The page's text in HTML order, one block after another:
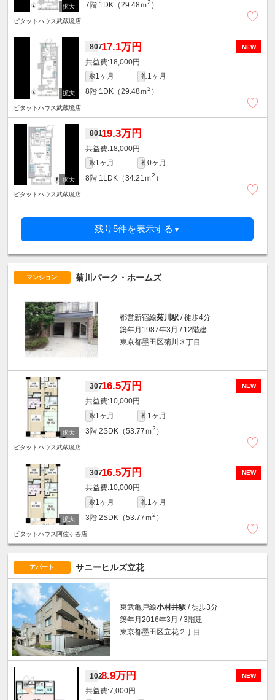
7階 1DK（29.48ｍ2 ）
ピタットハウス武蔵境店
NEW
80717.1万円
18,000円
敷1ヶ月 礼1ヶ月
8階 1DK（29.48ｍ2 ）
ピタットハウス武蔵境店
80119.3万円
18,000円
敷1ヶ月 礼0ヶ月
8階 1LDK（34.21ｍ2 ）
ピタットハウス武蔵境店
残り5件を表示する ▼
マンション 菊川パーク・ホームズ
都営新宿線菊川駅 / 徒歩4分
築年月1987年3月 / 12階建
東京都墨田区菊川３丁目
NEW
30716.5万円
10,000円
敷1ヶ月 礼1ヶ月
3階 2SDK（53.77ｍ2 ）
ピタットハウス武蔵境店
NEW
30716.5万円
10,000円
敷1ヶ月 礼1ヶ月
3階 2SDK（53.77ｍ2 ）
ピタットハウス阿佐ヶ谷店
アパート サニーヒルズ立花
東武亀戸線小村井駅 / 徒歩3分
築年月2016年3月 / 3階建
東京都墨田区立花２丁目
NEW
1028.9万円
7,000円